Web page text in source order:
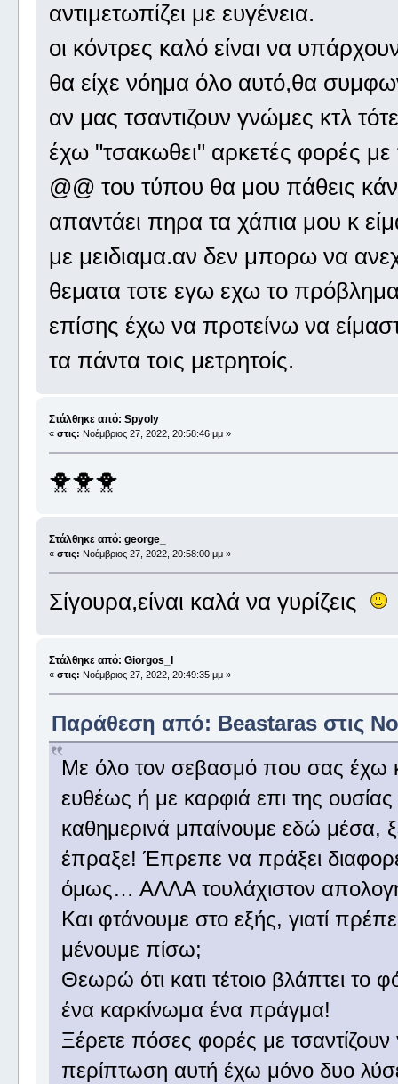
αντιμετωπίζει με ευγένεια.
οι κόντρες καλό είναι να
θα είχε νόημα όλο αυτό,θα
αν μας τσαντιζουν γνώμες κτλ
έχω "τσακωθει" αρκετές φορές
@@ του τύπου θα μου πάθεις
απαντάει πηρα τα χάπια μου κ
με μειδιαμα.αν δεν μπορω να
θεματα τοτε εγω εχω το
επίσης έχω να προτείνω να
τα πάντα τοις μετρητοίς.
Στάλθηκε από: Spyoly
« στις: Νοέμβριος 27, 2022, 20:58:46 μμ »
🐥🐥🐥
Στάλθηκε από: george_
« στις: Νοέμβριος 27, 2022, 20:58:00 μμ »
Σίγουρα,είναι καλά να γυρίζεις
Στάλθηκε από: Giorgos_I
« στις: Νοέμβριος 27, 2022, 20:49:35 μμ »
Παράθεση από: Beastaras στις
Με όλο τον σεβασμό που σας έχω
ευθέως ή με καρφιά επι της
καθημερινά μπαίνουμε εδώ μέσα,
έπραξε! Έπρεπε να πράξει
όμως… ΑΛΛΑ τουλάχιστον
Και φτάνουμε στο εξής, γιατί
μένουμε πίσω;
Θεωρώ ότι κατι τέτοιο βλάπτει
ένα καρκίνωμα ένα πράγμα!
Ξέρετε πόσες φορές με
περίπτωση αυτή έχω μόνο δυο